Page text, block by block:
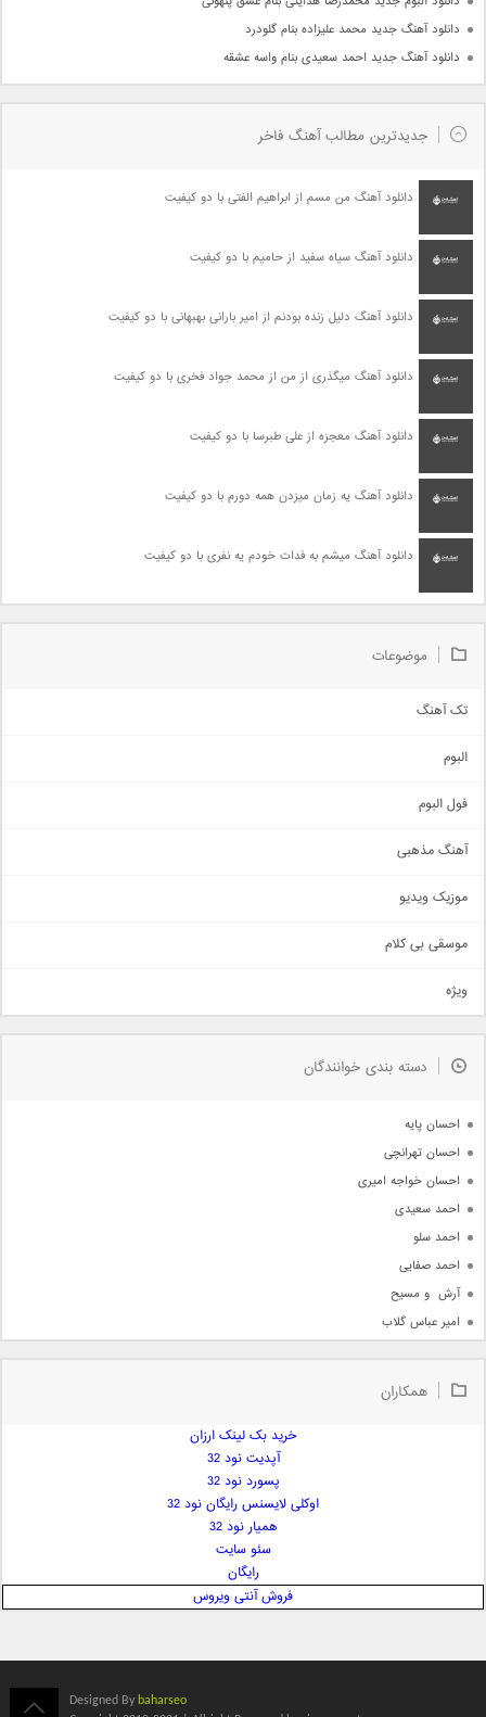
دانلود آهنگ جدید محمد علیزاده بنام گلودرد
دانلود آهنگ جدید احمد سعیدی بنام واسه عشقه
جدیدترین مطالب آهنگ فاخر
دانلود آهنگ من مسم از ابراهیم الفتی با دو کیفیت
دانلود آهنگ سیاه سفید از حامیم با دو کیفیت
دانلود آهنگ دلیل زنده بودنم از امیر بارانی بهبهانی با دو کیفیت
دانلود آهنگ میگذری از من از محمد جواد فخری با دو کیفیت
دانلود آهنگ معجزه از علی طبرسا با دو کیفیت
دانلود آهنگ یه زمان میزدن همه دورم با دو کیفیت
دانلود آهنگ میشم به فدات خودم یه نفری با دو کیفیت
موضوعات
تک آهنگ
اجتماعی
حماسی
سنتی
اهنگ بندرعباسی
دمو
مذهبی
جدیدترین ها
البوم
فول البوم
آهنگ مذهبی
موزیک ویدیو
موسقی بی کلام
ویژه
دسته بندی خوانندگان
احسان پایه
احسان تهرانچی
احسان خواجه امیری
احمد سعیدی
احمد سلو
احمد صفایی
آرش  و مسیح
امیر عباس گلاب
امیر علی
ایمان غلامی
بابک جهانبخش
همکاران
خرید بک لینک ارزان
آپدیت نود 32
پسورد نود 32
اوکلی لایسنس رایگان نود 32
همیار نود 32
سئو سایت
رایگان
فروش آنتی ویروس
Designed By baharseo